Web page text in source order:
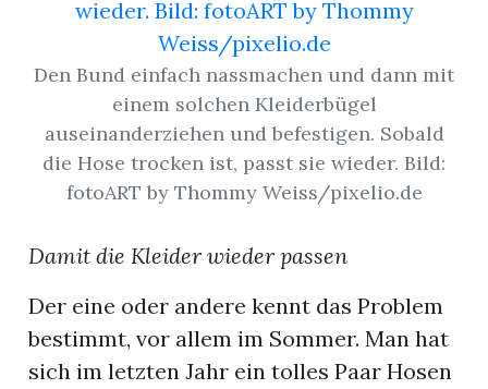
Den Bund einfach nassmachen und dann mit
einem solchen Kleiderbügel
auseinanderziehen und befestigen. Sobald
die Hose trocken ist, passt sie wieder. Bild:
fotoART by Thommy Weiss/pixelio.de
Damit die Kleider wieder passen
Der eine oder andere kennt das Problem
bestimmt, vor allem im Sommer. Man hat
sich im letzten Jahr ein tolles Paar Hosen